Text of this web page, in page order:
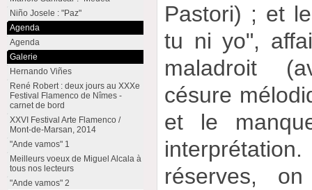
Pastori) ; et
tu ni yo",
maladroit
césure
et le
réserves,
Niño Josele : "Paz"
Agenda
Agenda
Galerie
Hernando Viñes
René Robert : deux jours au XXXe
Festival Flamenco de Nîmes -
carnet de bord
XXVI Festival Arte Flamenco /
Mont-de-Marsan, 2014
"Ande vamos" 1
Meilleurs voeux de Miguel Alcala à
tous nos lecteurs
"Ande vamos" 2